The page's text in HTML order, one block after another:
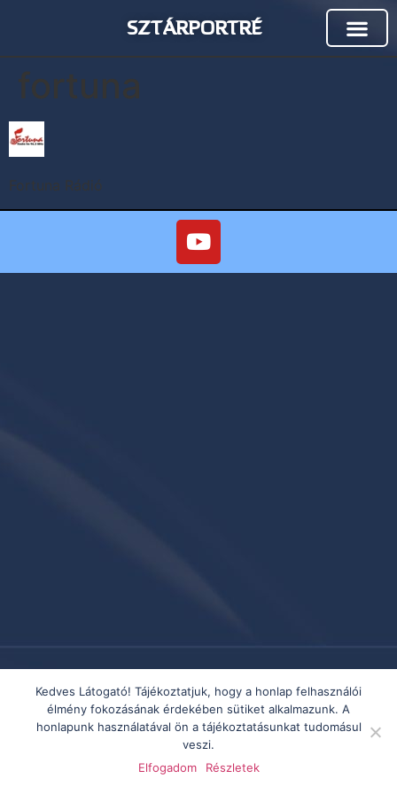
SZTÁRPORTRÉ
fortuna
Fortuna Rádió
Kedves Látogató! Tájékoztatjuk, hogy a honlap felhasználói
élmény fokozásának érdekében sütiket alkalmazunk. A
honlapunk használatával ön a tájékoztatásunkat tudomásul
veszi.
Elfogadom
Részletek